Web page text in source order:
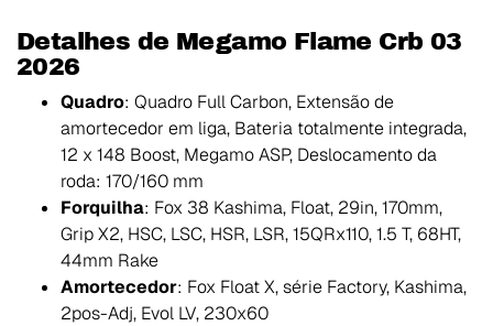
Detalhes de Megamo Flame Crb 03
2026
Quadro: Quadro Full Carbon, Extensão de
amortecedor em liga, Bateria totalmente integrada,
12 x 148 Boost, Megamo ASP, Deslocamento da
roda: 170/160 mm
Forquilha: Fox 38 Kashima, Float, 29in, 170mm,
Grip X2, HSC, LSC, HSR, LSR, 15QRx110, 1.5 T, 68HT,
44mm Rake
Amortecedor: Fox Float X, série Factory, Kashima,
2pos-Adj, Evol LV, 230x60